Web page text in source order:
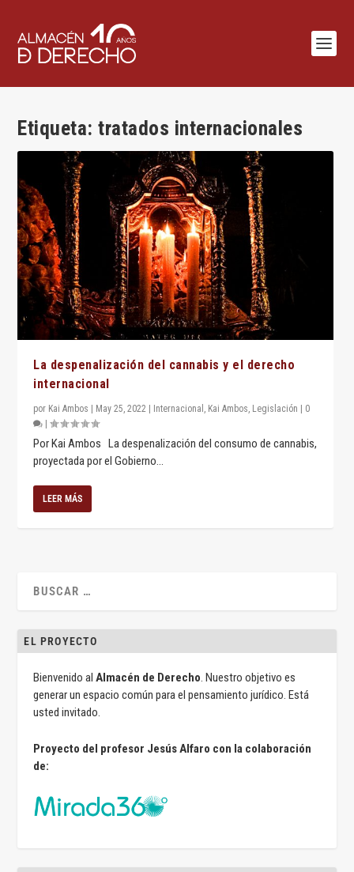
Etiqueta:tratados internacionales
La despenalización del cannabis y el derecho
internacional
por Kai Ambos May 25, 2022 Internacional , Kai Ambos, Legislación
0
|
Por Kai Ambos La despenalización del consumo de cannabis,
proyectada por el Gobierno...
LEER MÁS
EL PROYECTO
Bienvenido alAlmacén de Derecho. Nuestro objetivo es
generar un espacio común para el pensamiento jurídico. Está
usted invitado.
Proyecto del profesor Jesús Alfaro con la colaboración
de: